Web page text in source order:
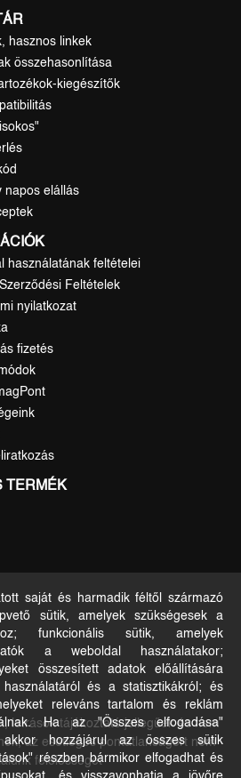
hasznos linkek
összehasonlítása
kiegészítők
napos elállás
használatának feltételei
Feltételek
nyilatkozat
fizetés
TERMÉK
leírások tájékoztató jellegűek és nem
az esetleges pontatlanságért nem
felelősséget
saját és harmadik féltől származó
sütik, amelyek szükségesek a
funkcionális sütik, amelyek
a weboldal használatakor;
összesített adatok előállítására
és a statisztikákról; és
releváns tartalom és reklám
Ha az "Összes elfogadása"
akkor hozzájárul az összes sütik
részben bármikor elfogadhat és